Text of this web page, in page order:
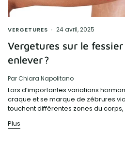
VERGETURES 24 avril, 2025
Vergetures sur le
enlever ?
Par Chiara Napolitano
Lors d’importantes variations
craque et se marque de zébrures
touchent différentes zones du corps,
Plus